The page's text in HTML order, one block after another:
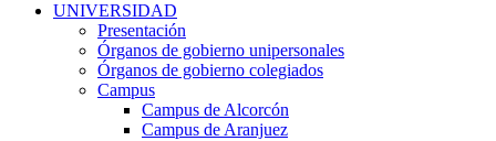
UNIVERSIDAD
Presentación
Órganos de gobierno unipersonales
Órganos de gobierno colegiados
Campus
Campus de Alcorcón
Campus de Aranjuez